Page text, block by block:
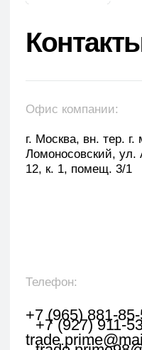
Оставить
Укажите наименование